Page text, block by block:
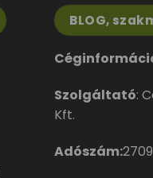
BLOG,
Szolgáltató:
Kft.
Adószám: